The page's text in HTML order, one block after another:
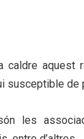
aquest
susceptible
les